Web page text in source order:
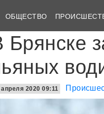
ОБЩЕСТВО
Брянске
апреля 2020 09:11